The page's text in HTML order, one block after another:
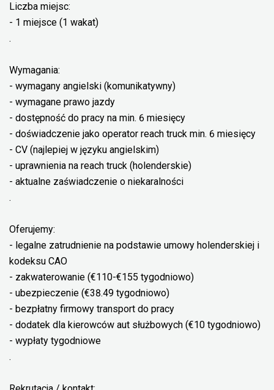
Liczba miejsc:
- 1 miejsce (1 wakat)
.
Wymagania:
- wymagany angielski (komunikatywny)
- wymagane prawo jazdy
- dostępność do pracy na min. 6 miesięcy
- doświadczenie jako operator reach truck min. 6 miesięcy
- CV (najlepiej w języku angielskim)
- uprawnienia na reach truck (holenderskie)
- aktualne zaświadczenie o niekaralności
.
Oferujemy:
- legalne zatrudnienie na podstawie umowy holenderskiej i
kodeksu CAO
- zakwaterowanie (€110-€155 tygodniowo)
- ubezpieczenie (€38.49 tygodniowo)
- bezpłatny firmowy transport do pracy
- dodatek dla kierowców aut służbowych (€10 tygodniowo)
- wypłaty tygodniowe
.